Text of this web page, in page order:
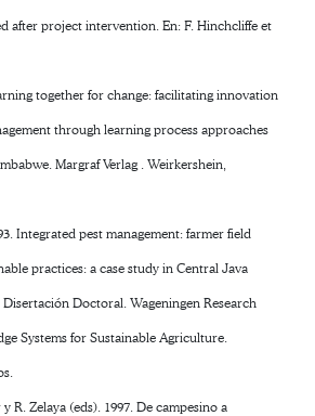
after project intervention. En: F. Hinchcliffe et
together for change: facilitating innovation
through learning process approaches
Margraf Verlag . Weirkershein,
Integrated pest management: farmer field
practices: a case study in Central Java
Doctoral. Wageningen Research
Systems for Sustainable Agriculture.
R. Zelaya (eds). 1997. De campesino a